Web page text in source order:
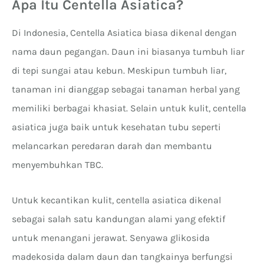
Apa Itu Centella Asiatica?
Di Indonesia, Centella Asiatica biasa dikenal dengan
nama daun pegangan. Daun ini biasanya tumbuh liar
di tepi sungai atau kebun. Meskipun tumbuh liar,
tanaman ini dianggap sebagai tanaman herbal yang
memiliki berbagai khasiat. Selain untuk kulit, centella
asiatica juga baik untuk kesehatan tubu seperti
melancarkan peredaran darah dan membantu
menyembuhkan TBC.
Untuk kecantikan kulit, centella asiatica dikenal
sebagai salah satu kandungan alami yang efektif
untuk menangani jerawat. Senyawa glikosida
madekosida dalam daun dan tangkainya berfungsi